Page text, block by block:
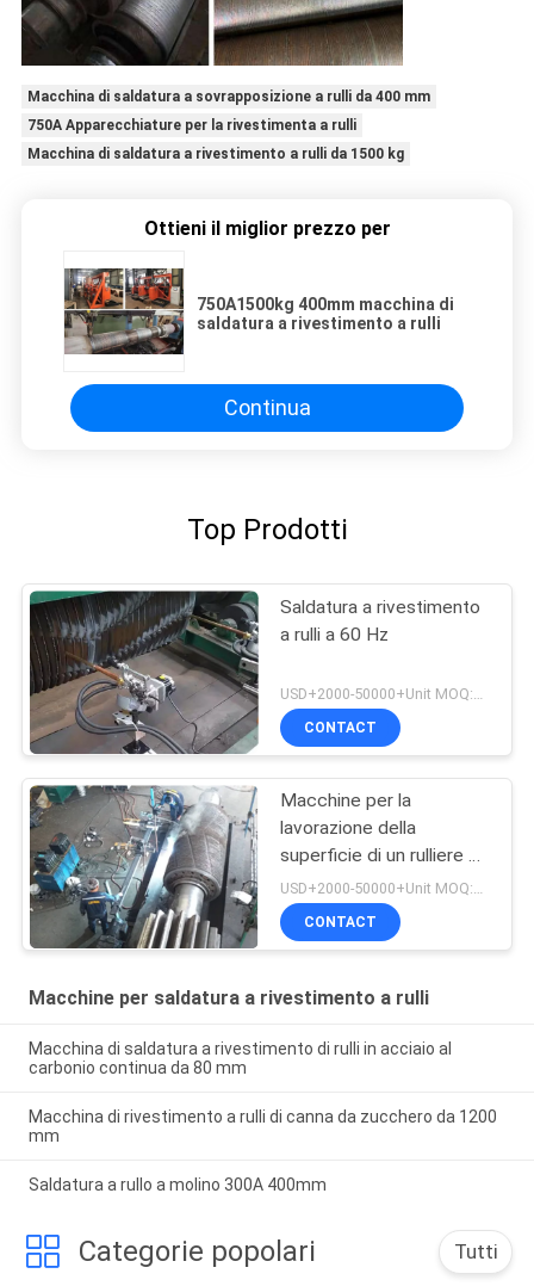
Macchina di saldatura a sovrapposizione a rulli da 400 mm
750A Apparecchiature per la rivestimenta a rulli
Macchina di saldatura a rivestimento a rulli da 1500 kg
Ottieni il miglior prezzo per
750A1500kg 400mm macchina di
saldatura a rivestimento a rulli
Continua
Top Prodotti
Saldatura a rivestimento
a rulli a 60 Hz
USD+2000-50000+Unit MOQ:1 unità
CONTACT
Macchine per la
lavorazione della
superficie di un rulliere di
zucchero
USD+2000-50000+Unit MOQ:1 unità
CONTACT
Macchine per saldatura a rivestimento a rulli
Macchina di saldatura a rivestimento di rulli in acciaio al
carbonio continua da 80 mm
Macchina di rivestimento a rulli di canna da zucchero da 1200
mm
Saldatura a rullo a molino 300A 400mm
Categorie popolari Tutti